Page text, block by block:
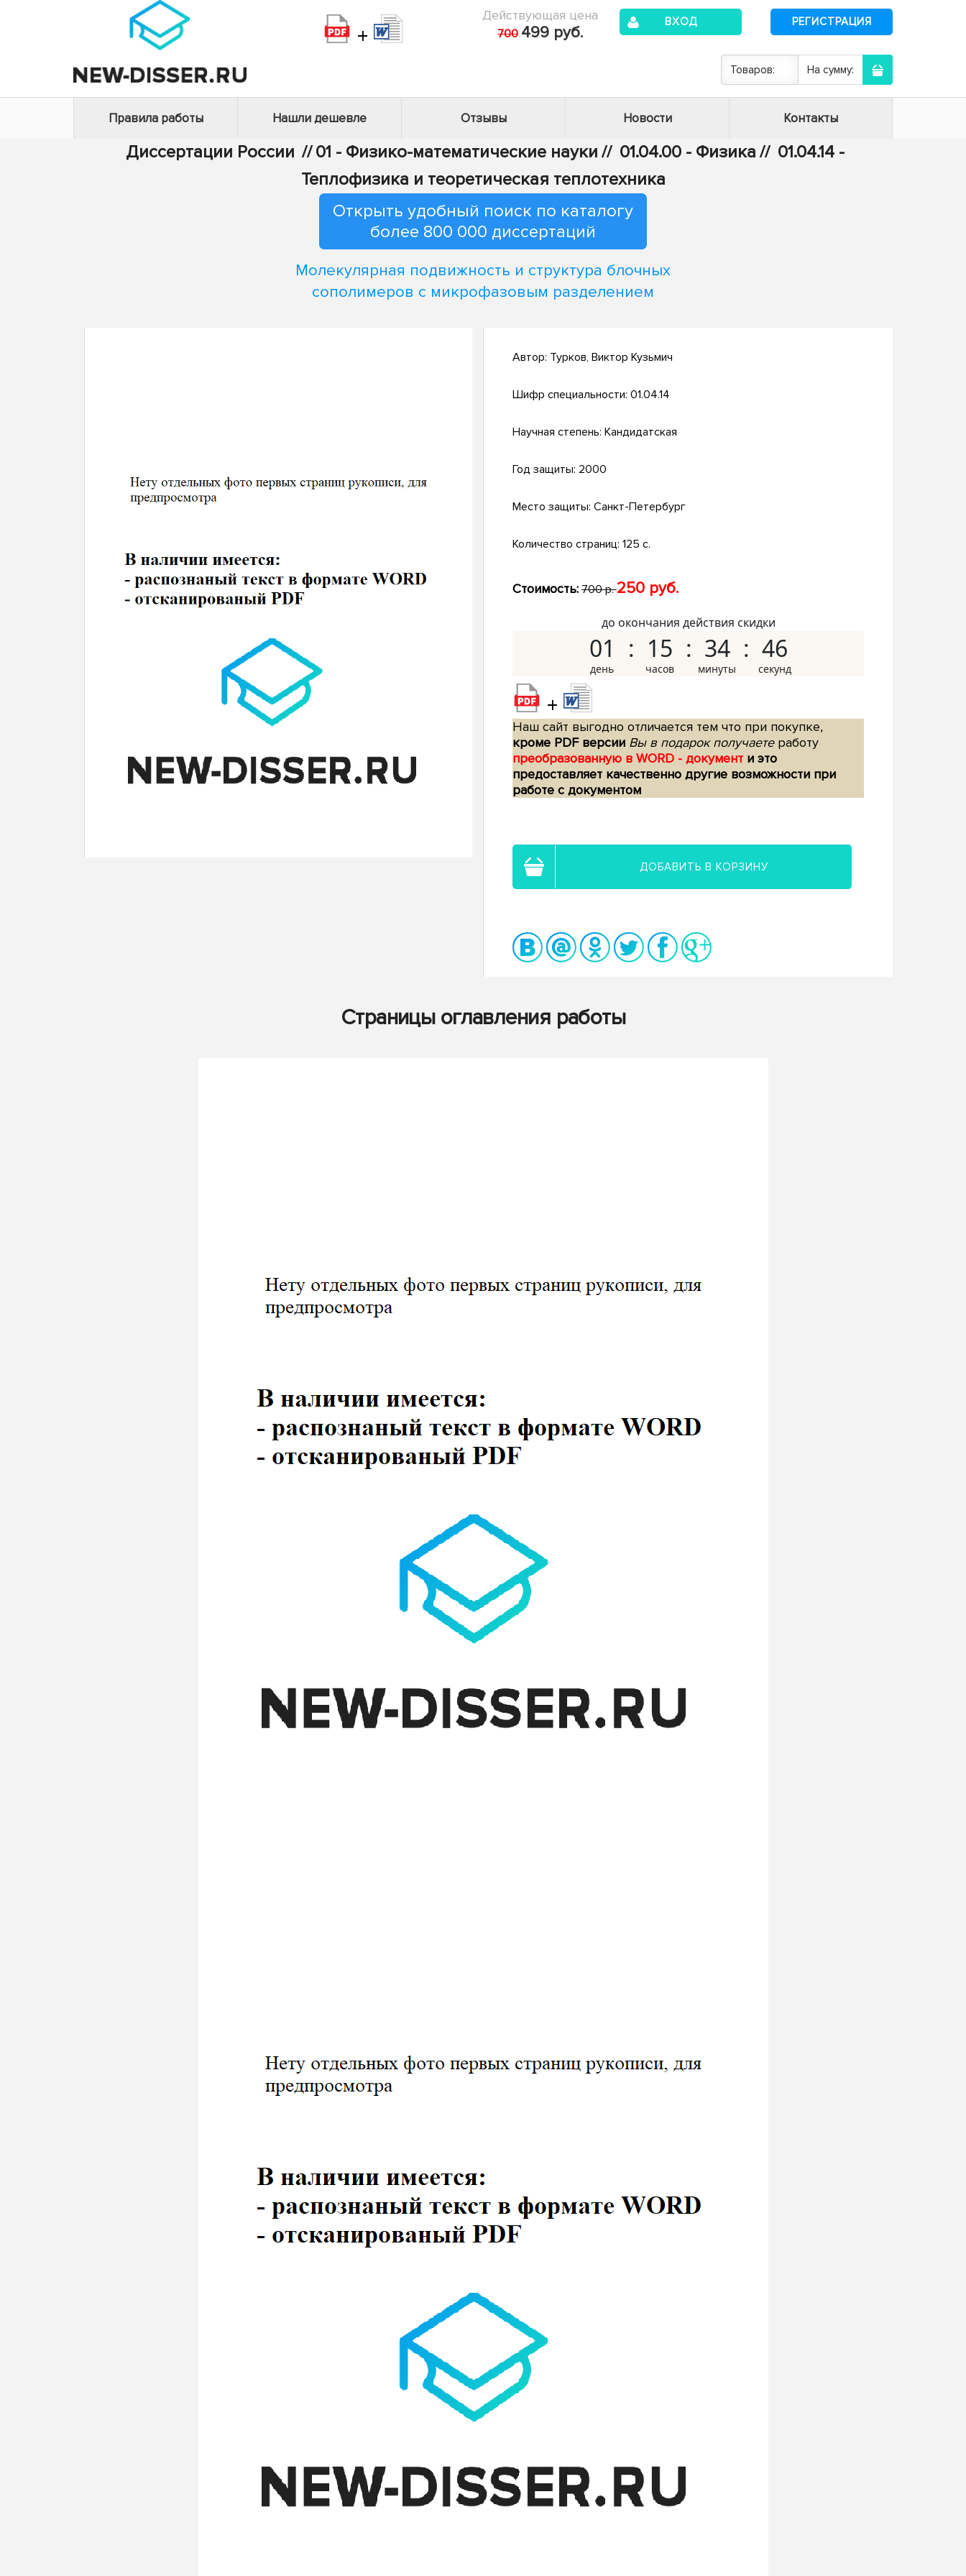
+
Действующая цена
700 499 руб.
ВХОД РЕГИСТРАЦИЯ
Товаров: На сумму:
Правила работы Нашли дешевле Отзывы Новости Контакты
Диссертации России // 01 - Физико-математические науки // 01.04.00 - Физика // 01.04.14 -
Теплофизика и теоретическая теплотехника
Открыть удобный поиск по каталогу
более 800 000 диссертаций
Молекулярная подвижность и структура блочных
сополимеров с микрофазовым разделением
Автор: Турков, Виктор Кузьмич
Шифр специальности: 01.04.14
Научная степень: Кандидатская
Год защиты: 2000
Место защиты: Санкт-Петербург
Количество страниц: 125 с.
Стоимость: 700 р.250 руб.
до окончания действия скидки
01 15 34 45
+
Наш сайт выгодно отличается тем что при покупке,
кроме PDF версии Вы в подарок получаетеработу
преобразованную в WORD - документ и это
предоставляет качественно другие возможности при
работе с документом
ДОБАВИТЬ В КОРЗИНУ
Страницы оглавления работы